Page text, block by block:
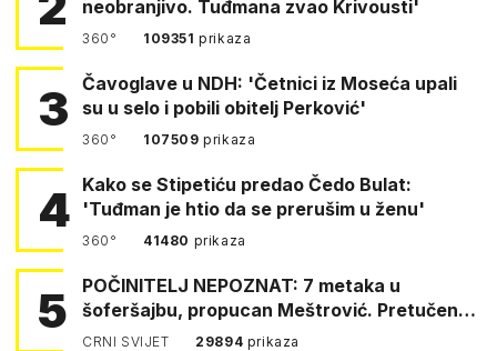
neobranjivo. Tuđmana zvao Krivousti'
360° 109351prikaza
3
Čavoglave u NDH: 'Četnici iz Moseća upali
su u selo i pobili obitelj Perković'
360° 107509prikaza
4 Kako se Stipetiću predao Čedo Bulat:
'Tuđman je htio da se prerušim u ženu'
360° 41480 prikaza
5
POČINITELJ NEPOZNAT: 7 metaka u
šoferšajbu, propucan Meštrović. Pretučen
Pejin
CRNI SVIJET 29894 prikaza